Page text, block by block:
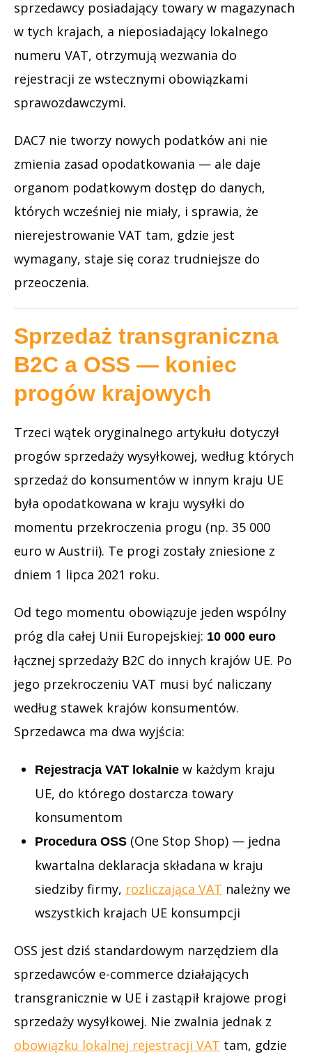
sprzedawcy posiadający towary w magazynach
w tych krajach, a nieposiadający lokalnego
numeru VAT, otrzymują wezwania do
rejestracji ze wstecznymi obowiązkami
sprawozdawczymi.
DAC7 nie tworzy nowych podatków ani nie
zmienia zasad opodatkowania — ale daje
organom podatkowym dostęp do danych,
których wcześniej nie miały, i sprawia, że
nierejestrowanie VAT tam, gdzie jest
wymagany, staje się coraz trudniejsze do
przeoczenia.
Sprzedaż transgraniczna
B2C a OSS — koniec
progów krajowych
Trzeci wątek oryginalnego artykułu dotyczył
progów sprzedaży wysyłkowej, według których
sprzedaż do konsumentów w innym kraju UE
była opodatkowana w kraju wysyłki do
momentu przekroczenia progu (np. 35 000
euro w Austrii). Te progi zostały zniesione z
dniem 1 lipca 2021 roku.
Od tego momentu obowiązuje jeden wspólny
próg dla całej Unii Europejskiej: 10 000 euro
łącznej sprzedaży B2C do innych krajów UE. Po
jego przekroczeniu VAT musi być naliczany
według stawek krajów konsumentów.
Sprzedawca ma dwa wyjścia:
Rejestracja VAT lokalnie w każdym kraju
UE, do którego dostarcza towary
konsumentom
Procedura OSS (One Stop Shop) — jedna
kwartalna deklaracja składana w kraju
siedziby firmy, rozliczająca VAT należny we
wszystkich krajach UE konsumpcji
OSS jest dziś standardowym narzędziem dla
sprzedawców e-commerce działających
transgranicznie w UE i zastąpił krajowe progi
sprzedaży wysyłkowej. Nie zwalnia jednak z
obowiązku lokalnej rejestracji VAT tam, gdzie